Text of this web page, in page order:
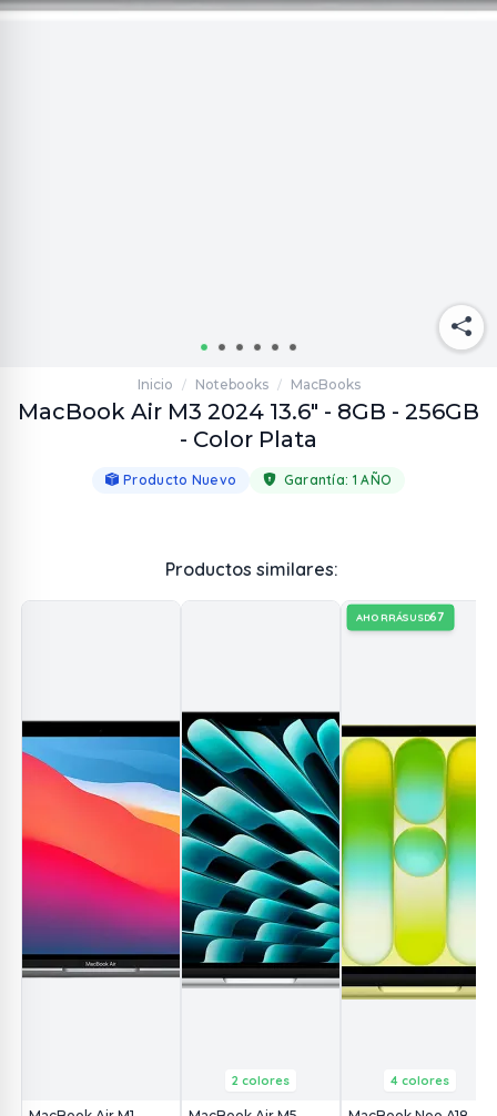
Inicio / Notebooks / MacBooks
MacBook Air M3 2024 13.6" - 8GB - 256GB
- Color Plata
Producto Nuevo Garantía: 1 AÑO
Productos similares:
2 colores
AHORRÁSUSD67
4 colores